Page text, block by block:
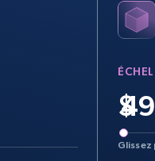
$
Glissez